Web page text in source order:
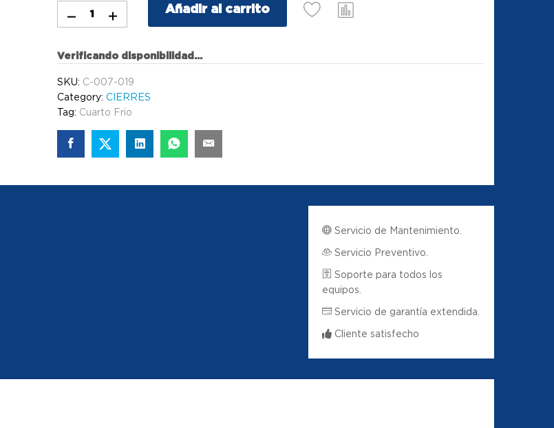
Añadir al carrito
Verificando disponibilidad...
SKU: C-007-019
Category:CIERRES
Tag: Cuarto Frio
Servicio de Mantenimiento.
Servicio Preventivo.
Soporte para todos los
equipos.
Servicio de garantía extendida.
Cliente satisfecho